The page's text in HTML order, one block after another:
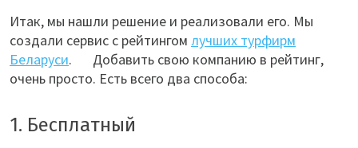
Итак, мы нашли решение и реализовали его. Мы
создали сервис с рейтингом лучших турфирм
Беларуси. Добавить свою компанию в рейтинг,
очень просто. Есть всего два способа:
1. Бесплатный